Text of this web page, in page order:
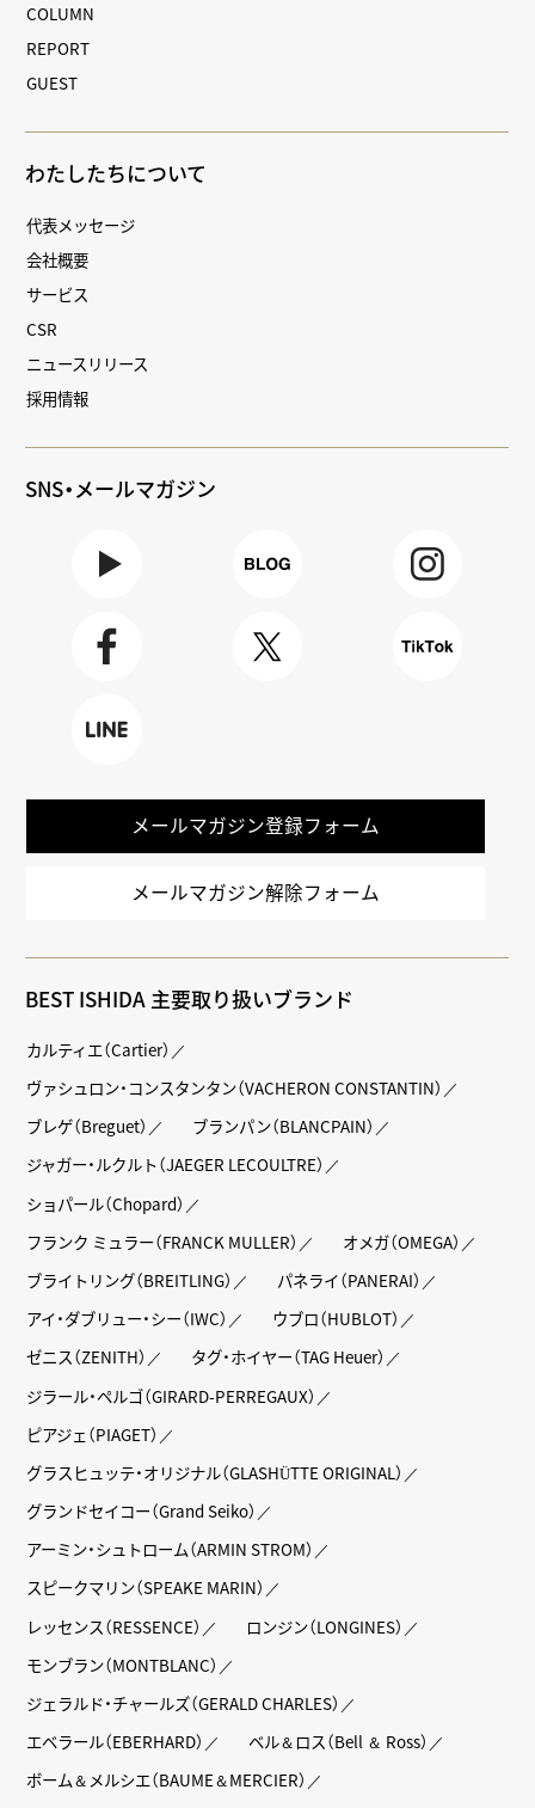
COLUMN
REPORT
GUEST
わたしたちについて
代表メッセージ
会社概要
サービス
CSR
ニュースリリース
採用情報
SNS・メールマガジン
メールマガジン登録フォーム
メールマガジン解除フォーム
BEST ISHIDA 主要取り扱いブランド
カルティエ（Cartier）
ヴァシュロン・コンスタンタン（VACHERON CONSTANTIN）
ブレゲ（Breguet）
ブランパン（BLANCPAIN）
ジャガー・ルクルト（JAEGER LECOULTRE）
ショパール（Chopard）
フランク ミュラー（FRANCK MULLER）
オメガ（OMEGA）
ブライトリング（BREITLING）
パネライ（PANERAI）
アイ・ダブリュー・シー（IWC）
ウブロ（HUBLOT）
ゼニス（ZENITH）
タグ・ホイヤー（TAG Heuer）
ジラール・ペルゴ（GIRARD-PERREGAUX）
ピアジェ（PIAGET）
グラスヒュッテ・オリジナル（GLASHÜTTE ORIGINAL）
グランドセイコー（Grand Seiko）
アーミン・シュトローム（ARMIN STROM）
スピークマリン（SPEAKE MARIN）
レッセンス（RESSENCE）
ロンジン（LONGINES）
モンブラン（MONTBLANC）
ジェラルド・チャールズ（GERALD CHARLES）
エベラール（EBERHARD）
ベル＆ロス（Bell ＆ Ross）
ボーム＆メルシエ（BAUME＆MERCIER）